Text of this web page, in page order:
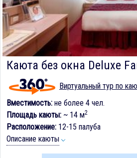
Каюта без окна Deluxe
Виртуальный тур по
Вместимость: не более 4 чел.
Площадь каюты: ~ 14 м2
Расположение: 12-15 палуба
Описание каюты